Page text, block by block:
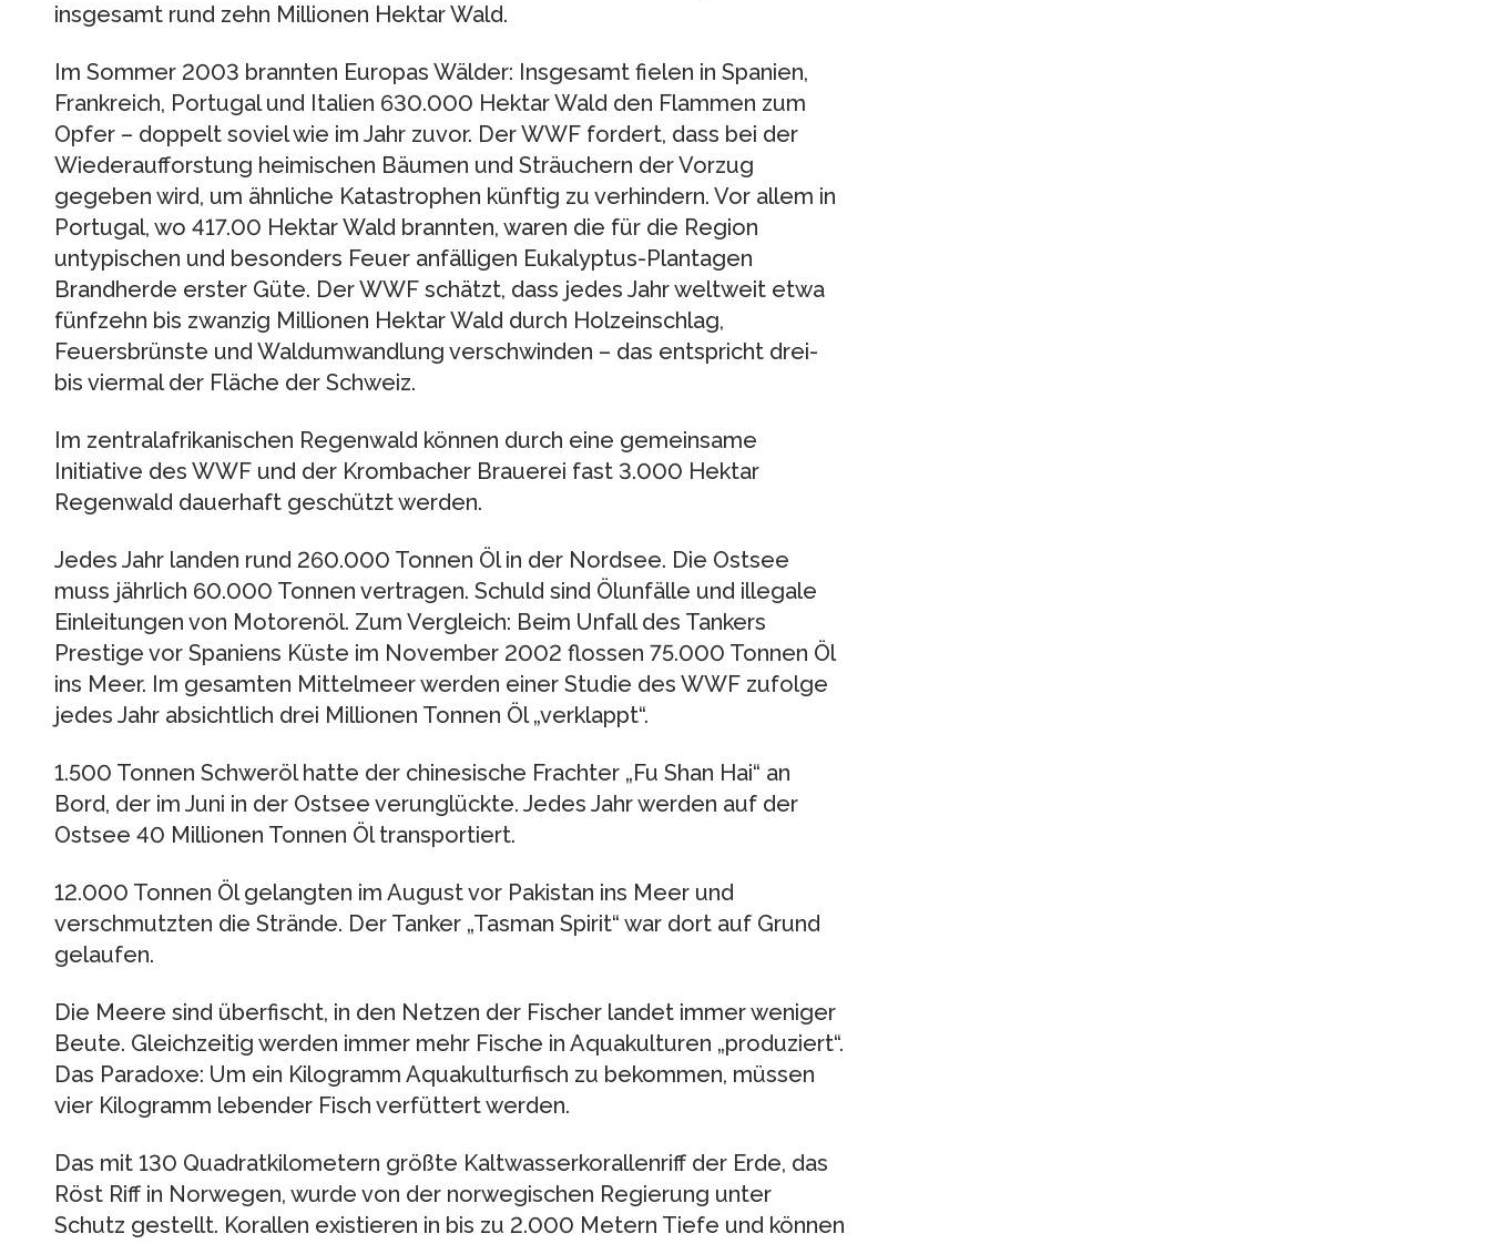
insgesamt rund zehn Millionen Hektar Wald.
Im Sommer 2003 brannten Europas Wälder: Insgesamt fielen in Spanien,
Frankreich, Portugal und Italien 630.000 Hektar Wald den Flammen zum
Opfer – doppelt soviel wie im Jahr zuvor. Der WWF fordert, dass bei der
Wiederaufforstung heimischen Bäumen und Sträuchern der Vorzug
gegeben wird, um ähnliche Katastrophen künftig zu verhindern. Vor allem in
Portugal, wo 417.00 Hektar Wald brannten, waren die für die Region
untypischen und besonders Feuer anfälligen Eukalyptus-Plantagen
Brandherde erster Güte. Der WWF schätzt, dass jedes Jahr weltweit etwa
fünfzehn bis zwanzig Millionen Hektar Wald durch Holzeinschlag,
Feuersbrünste und Waldumwandlung verschwinden – das entspricht drei-
bis viermal der Fläche der Schweiz.
Im zentralafrikanischen Regenwald können durch eine gemeinsame
Initiative des WWF und der Krombacher Brauerei fast 3.000 Hektar
Regenwald dauerhaft geschützt werden.
Jedes Jahr landen rund 260.000 Tonnen Öl in der Nordsee. Die Ostsee
muss jährlich 60.000 Tonnen vertragen. Schuld sind Ölunfälle und illegale
Einleitungen von Motorenöl. Zum Vergleich: Beim Unfall des Tankers
Prestige vor Spaniens Küste im November 2002 flossen 75.000 Tonnen Öl
ins Meer. Im gesamten Mittelmeer werden einer Studie des WWF zufolge
jedes Jahr absichtlich drei Millionen Tonnen Öl „verklappt“.
1.500 Tonnen Schweröl hatte der chinesische Frachter „Fu Shan Hai“ an
Bord, der im Juni in der Ostsee verunglückte. Jedes Jahr werden auf der
Ostsee 40 Millionen Tonnen Öl transportiert.
12.000 Tonnen Öl gelangten im August vor Pakistan ins Meer und
verschmutzten die Strände. Der Tanker „Tasman Spirit“ war dort auf Grund
gelaufen.
Die Meere sind überfischt, in den Netzen der Fischer landet immer weniger
Beute. Gleichzeitig werden immer mehr Fische in Aquakulturen „produziert“.
Das Paradoxe: Um ein Kilogramm Aquakulturfisch zu bekommen, müssen
vier Kilogramm lebender Fisch verfüttert werden.
Das mit 130 Quadratkilometern größte Kaltwasserkorallenriff der Erde, das
Röst Riff in Norwegen, wurde von der norwegischen Regierung unter
Schutz gestellt. Korallen existieren in bis zu 2.000 Metern Tiefe und können